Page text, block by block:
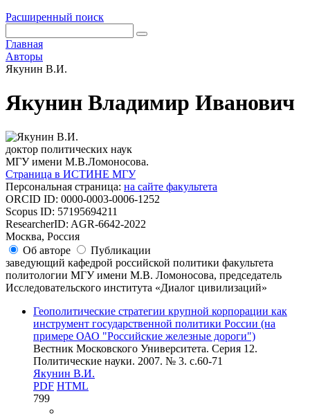
Расширенный поиск
Главная
Авторы
Якунин В.И.
Якунин Владимир Иванович
доктор политических наук
МГУ имени М.В.Ломоносова.
Страница в ИСТИНЕ МГУ
Персональная страница: на сайте факультета
ORCID ID: 0000-0003-0006-1252
Scopus ID: 57195694211
ResearcherID: AGR-6642-2022
Москва, Россия
Об авторе
Публикации
заведующий кафедрой российской политики факультета
политологии МГУ имени М.В. Ломоносова, председатель
Исследовательского института «Диалог цивилизаций»
Геополитические стратегии крупной корпорации как
инструмент государственной политики России (на
примере ОАО "Российские железные дороги")
Вестник Московского Университета. Серия 12.
Политические науки. 2007. № 3. c.60-71
Якунин В.И.
PDF HTML
799